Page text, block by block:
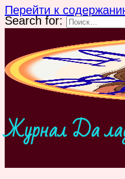
Перейти к
Search for:
Журнал Да